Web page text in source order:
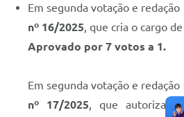
Em segunda votação e
nº 16/2025, que cria o cargo
Aprovado por 7 votos a 1.
Em segunda votação e
nº 17/2025, que autoriza a